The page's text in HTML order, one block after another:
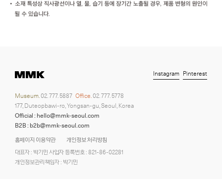
홈페이지 이용약관
개인정보 처리방침
대표자 : 박기민 사업자 등록번호 : 821-86-02281
개인정보관리책임자 : 박기민
Museum.02. 777. 5887 Office.02. 777. 5778
177, Duteopbawi-ro, Yongsan-gu, Seoul, Korea
Official : hello@mmk-seoul.com
B2B : b2b@mmk-seoul.com
Instagram Pinterest